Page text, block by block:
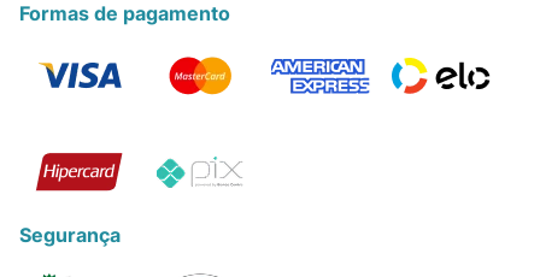
Formas de pagamento
Segurança